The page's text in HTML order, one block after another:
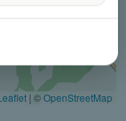
| ©OpenStreetMap